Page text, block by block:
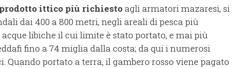
ittico più richiestoagli armatori mazaresi, si
dai 400 a 800 metri, negli areali di pesca più
libiche il cui limite è stato portato, e mai più
fino a 74 miglia dalla costa; da qui i numerosi
Quando portato a terra, il gambero rosso viene pagato